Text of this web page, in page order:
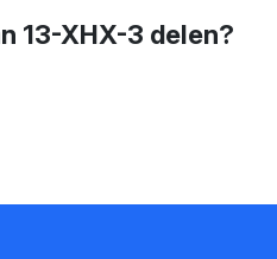
13-XHX-3 delen?